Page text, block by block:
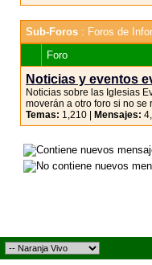
Sub-Foros : Foros de
Foro
Noticias y eventos
Noticias sobre las Iglesias
moverán a otro foro si no
Temas: 1,210 | Mensajes: